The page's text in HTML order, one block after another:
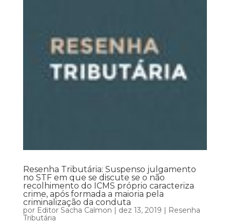
Resenha Tributária: Suspenso julgamento
no STF em que se discute se o não
recolhimento do ICMS próprio caracteriza
crime, após formada a maioria pela
criminalização da conduta
por Editor Sacha Calmon | dez 13, 2019 | Resenha
Tributária